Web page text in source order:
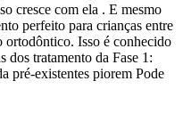
cresce com ela . E mesmo
perfeito para crianças entre
ortodôntico. Isso é conhecido
dos tratamento da Fase 1:
pré-existentes piorem Pode